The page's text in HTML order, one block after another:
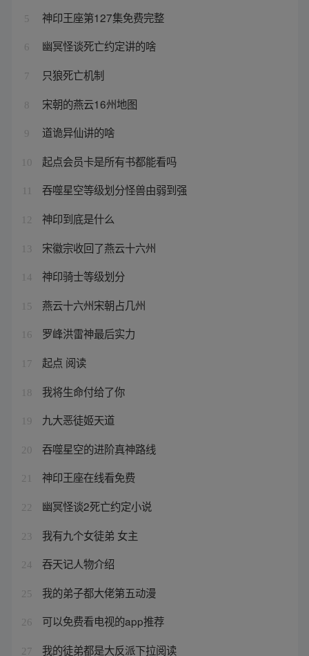
5 神印王座第127集免费完整
6 幽冥怪谈死亡约定讲的啥
7 只狼死亡机制
8 宋朝的燕云16州地图
9 道诡异仙讲的啥
10 起点会员卡是所有书都能看吗
吞噬星空等级划分怪兽由弱到强
12 神印到底是什么
13 宋徽宗收回了燕云十六州
14 神印骑士等级划分
15 燕云十六州宋朝占几州
16 罗峰洪雷神最后实力
17 起点 阅读
18 我将生命付给了你
19 九大恶徒姬天道
20 吞噬星空的进阶真神路线
21 神印王座在线看免费
22 幽冥怪谈2死亡约定小说
23 我有九个女徒弟 女主
24 吞天记人物介绍
25 我的弟子都大佬第五动漫
26 可以免费看电视的app推荐
27 我的徒弟都是大反派下拉阅读